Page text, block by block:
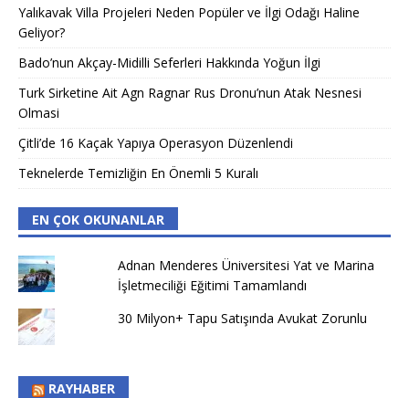
Yalıkavak Villa Projeleri Neden Popüler ve İlgi Odağı Haline
Geliyor?
Bado’nun Akçay-Midilli Seferleri Hakkında Yoğun İlgi
Turk Sirketine Ait Agn Ragnar Rus Dronu’nun Atak Nesnesi
Olmasi
Çitli’de 16 Kaçak Yapıya Operasyon Düzenlendi
Teknelerde Temizliğin En Önemli 5 Kuralı
EN ÇOK OKUNANLAR
Adnan Menderes Üniversitesi Yat ve Marina
İşletmeciliği Eğitimi Tamamlandı
30 Milyon+ Tapu Satışında Avukat Zorunlu
RAYHABER